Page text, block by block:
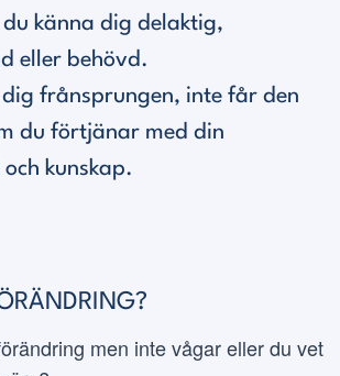
du känna dig delaktig,
eller behövd.
dig frånsprungen, inte får den
du förtjänar med din
kunskap.
men inte vågar eller du vet